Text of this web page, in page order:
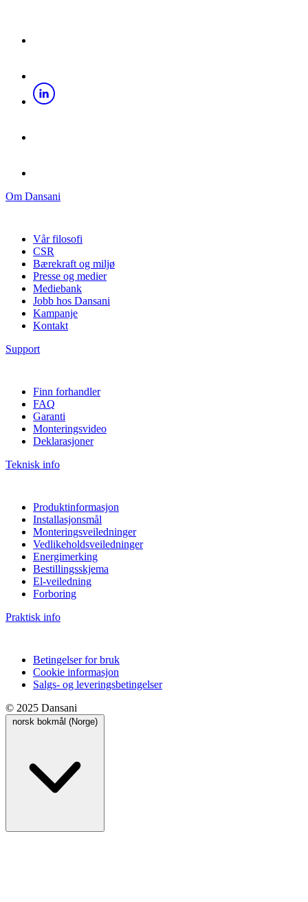
Om Dansani
Vår filosofi
CSR
Bærekraft og miljø
Presse og medier
Mediebank
Jobb hos Dansani
Kampanje
Kontakt
Support
Finn forhandler
FAQ
Garanti
Monteringsvideo
Deklarasjoner
Teknisk info
Produktinformasjon
Installasjonsmål
Monteringsveiledninger
Vedlikeholdsveiledninger
Energimerking
Bestillingsskjema
El-veiledning
Forboring
Praktisk info
Betingelser for bruk
Cookie informasjon
Salgs- og leveringsbetingelser
© 2025 Dansani
norsk bokmål (Norge)